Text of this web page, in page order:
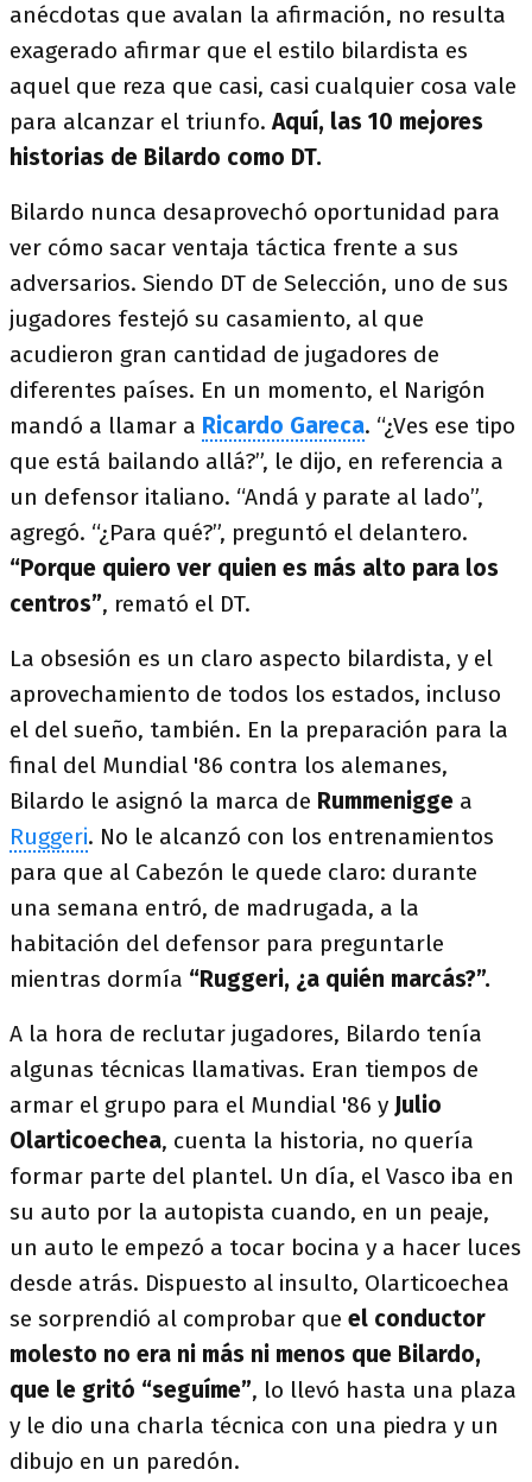
anécdotas que avalan la afirmación, no resulta
exagerado afirmar que el estilo bilardista es
aquel que reza que casi, casi cualquier cosa vale
para alcanzar el triunfo.Aquí, las 10 mejores
historias de Bilardo como DT.
Bilardo nunca desaprovechó oportunidad para
ver cómo sacar ventaja táctica frente a sus
adversarios. Siendo DT de Selección, uno de sus
jugadores festejó su casamiento, al que
acudieron gran cantidad de jugadores de
diferentes países. En un momento, el Narigón
mandó a llamar a Ricardo Gareca. “¿Ves ese tipo
que está bailando allá?”, le dijo, en referencia a
un defensor italiano. “Andá y parate al lado”,
agregó. “¿Para qué?”, preguntó el delantero.
“Porque quiero ver quien es más alto para los
centros”, remató el DT.
La obsesión es un claro aspecto bilardista, y el
aprovechamiento de todos los estados, incluso
el del sueño, también. En la preparación para la
final del Mundial '86 contra los alemanes,
Bilardo le asignó la marca de Rummenigge a
Ruggeri. No le alcanzó con los entrenamientos
para que al Cabezón le quede claro: durante
una semana entró, de madrugada, a la
habitación del defensor para preguntarle
mientras dormía “Ruggeri, ¿a quién marcás?”.
A la hora de reclutar jugadores, Bilardo tenía
algunas técnicas llamativas. Eran tiempos de
armar el grupo para el Mundial '86 y Julio
Olarticoechea, cuenta la historia, no quería
formar parte del plantel. Un día, el Vasco iba en
su auto por la autopista cuando, en un peaje,
un auto le empezó a tocar bocina y a hacer luces
desde atrás. Dispuesto al insulto, Olarticoechea
se sorprendió al comprobar que el conductor
molesto no era ni más ni menos que Bilardo,
que le gritó “seguíme”, lo llevó hasta una plaza
y le dio una charla técnica con una piedra y un
dibujo en un paredón.